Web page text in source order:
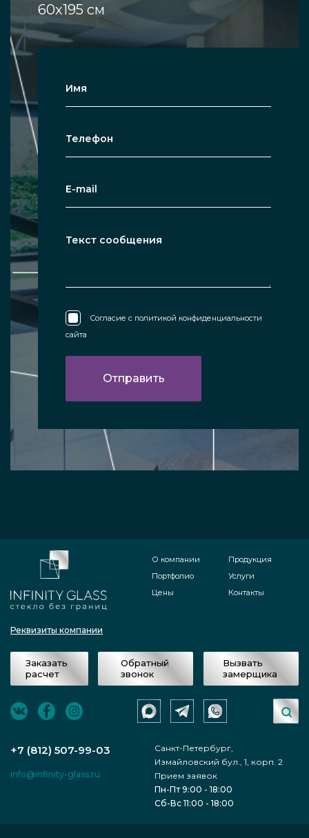
60х195 см
Согласие с политикой конфиденциальности
сайта
Реквизиты компании
О компании
Портфолио
Цены
Продукция
Услуги
Контакты
Заказать
расчет
Обратный
звонок
Вызвать
замерщика
+7 (812) 507-99-03
Санкт-Петербург,
Измайловский бул., 1, корп. 2
info@infinity-glass.ru
Прием заявок
Пн-Пт 9:00 - 18:00
Сб-Вс 11:00 - 18:00